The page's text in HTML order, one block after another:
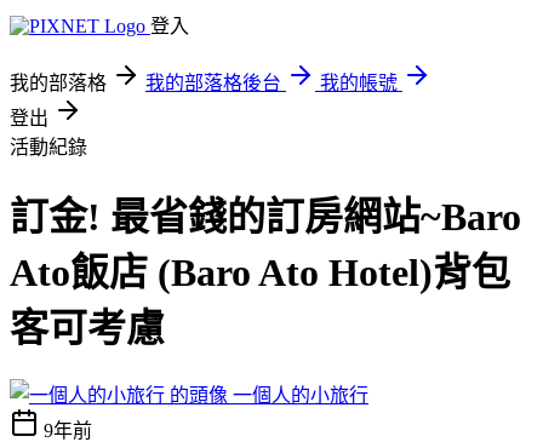
登入
我的部落格 我的部落格後台
我的帳號
登出
活動紀錄
訂金! 最省錢的訂房網站~Baro
Ato飯店 (Baro Ato Hotel)背包
客可考慮
一個人的小旅行
9年前